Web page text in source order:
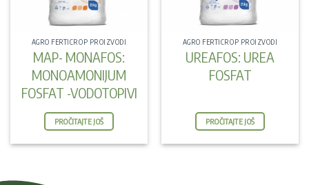
AGRO FERTICROP PROIZVODI
MAP- MONAFOS:
MONOAMONIJUM
FOSFAT -VODOTOPIVI
PROČITAJTE JOŠ
AGRO FERTICROP PROIZVODI
UREAFOS: UREA
FOSFAT
PROČITAJTE JOŠ